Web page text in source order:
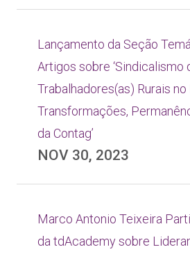
Lançamento da Seção
Artigos sobre ‘Sindicalismo
Trabalhadores(as) Rurais no
Transformações,
da Contag’
NOV 30, 2023
Marco Antonio Teixeira
da tdAcademy sobre